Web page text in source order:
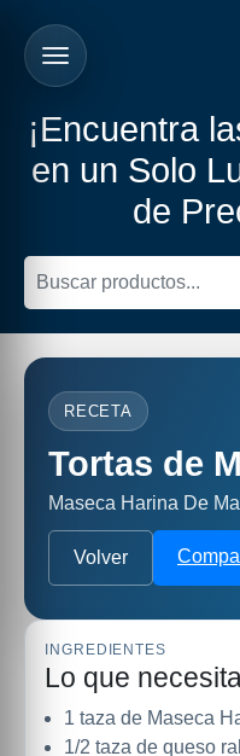
¡Encuentra
en un Solo
de
RECETA
Tortas de
Maseca Harina De
Volver
INGREDIENTES
Lo que
1 taza de Maseca
1/2 taza de queso